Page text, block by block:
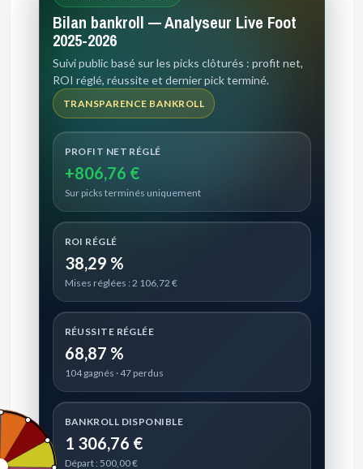
Bilan bankroll — Analyseur Live Foot
2025-2026
Suivi public basé sur les picks clôturés : profit net,
ROI réglé, réussite et dernier pick terminé.
TRANSPARENCE BANKROLL
PROFIT NET RÉGLÉ
+806,76 €
Sur picks terminés uniquement
ROI RÉGLÉ
38,29 %
Mises réglées : 2 106,72 €
RÉUSSITE RÉGLÉE
68,87 %
104 gagnés · 47 perdus
BANKROLL DISPONIBLE
1 306,76 €
Départ : 500,00 €